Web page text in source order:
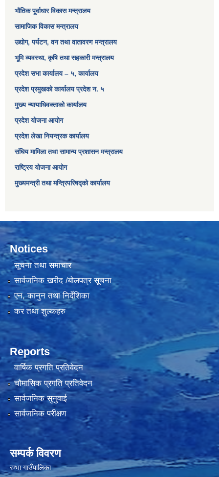
भौतिक पूर्वाधार विकास मन्त्रालय
सामाजिक विकास मन्त्रालय
उद्योग, पर्यटन, वन तथा वातावरण मन्त्रालय
भूमि व्यवस्था, कृषि तथा सहकारी मन्त्रालय
प्रदेश सभा कार्यालय – ५, कार्यालय
प्रदेश प्रमुखको कार्यालय प्रदेश न. ५
मुख्य न्यायाधिवक्ताको कार्यालय
प्रदेश योजना आयोग
प्रदेश लेखा नियन्त्रक कार्यालय
संघिय मामिला तथा सामान्य प्रशासन मन्त्रालय
राष्ट्रिय योजना आयोग
मुख्यमन्त्री तथा मन्त्रिपरिषद्को कार्यालय
Notices
सूचना तथा समाचार
सार्वजनिक खरीद /बोलपत्र सूचना
एन, कानुन तथा निर्देशिका
कर तथा शुल्कहरु
Reports
वार्षिक प्रगति प्रतिवेदन
चौमासिक प्रगति प्रतिवेदन
सार्वजनिक सुनुवाई
सार्वजनिक परीक्षण
सम्पर्क विवरण
रम्भा गाउँपालिका